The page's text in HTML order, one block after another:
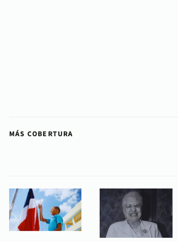
MÁS COBERTURA